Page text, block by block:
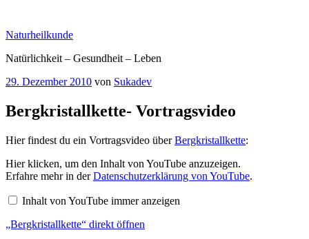
springen
Naturheilkunde
Natürlichkeit – Gesundheit – Leben
Veröffentlicht
29. Dezember 2010 von Sukadev
Bergkristallkette- Vortragsvideo
Hier findest du ein Vortragsvideo überBergkristallkette:
„Bergkristallkette“
von
YouTube
Hier klicken, um den Inhalt von YouTube anzuzeigen.
Erfahre mehr in derDatenschutzerklärung von YouTube.
Inhalt von YouTube immer anzeigen
„Bergkristallkette“ direkt öffnen